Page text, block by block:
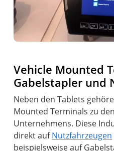
Vehicle Mounted
Gabelstapler und
Neben den Tablets
Mounted Terminals zu
Unternehmens. Diese
direkt aufNutzfahrzeugen
beispielsweise auf